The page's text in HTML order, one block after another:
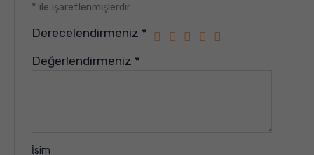
* ile işaretlenmişlerdir
Derecelendirmeniz *
Değerlendirmeniz *
İsim